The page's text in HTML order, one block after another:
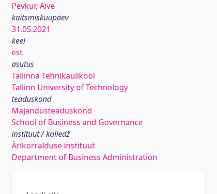
Pevkur, Aive
kaitsmiskuupäev
31.05.2021
keel
est
asutus
Tallinna Tehnikaülikool
Tallinn University of Technology
teaduskond
Majandusteaduskond
School of Business and Governance
instituut / kolledž
Ärikorralduse instituut
Department of Business Administration